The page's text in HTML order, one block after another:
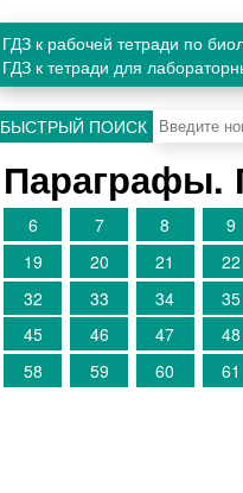
ГДЗ к рабочей тетради по
ГДЗ к тетради для
БЫСТРЫЙ ПОИСК
Параграфы.
6
7 8 9
19
20 21 22
32
33 34 35
45
46 47 48
58
59 60 61